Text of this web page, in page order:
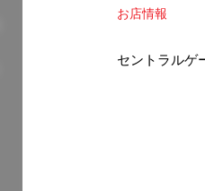
お店情報
セントラルゲ